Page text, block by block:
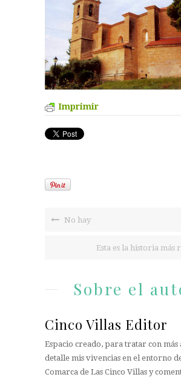
Imprimir
No hay
Esta es la historia más
Sobre el
Cinco Villas Editor
Espacio creado, para tratar con
detalle mis vivencias en el entorno
Comarca de Las Cinco Villas y